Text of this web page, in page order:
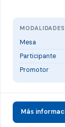
MODALIDADES
Mesa
Participante
Promotor
Más